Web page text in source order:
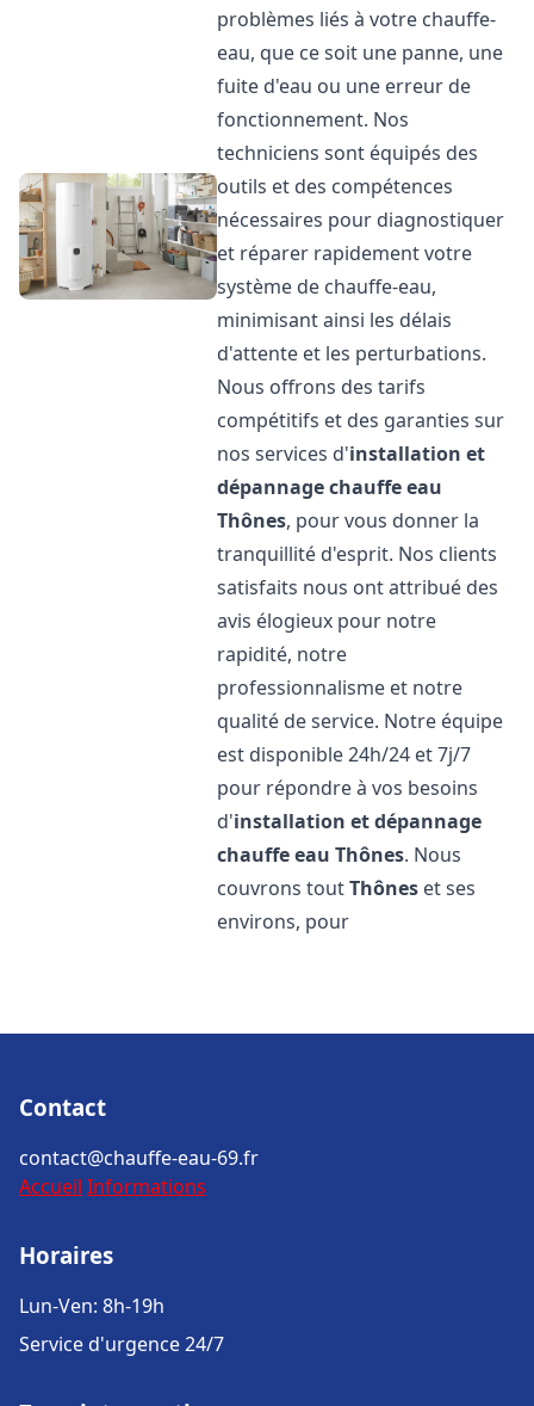
problèmes liés à votre chauffe-
eau, que ce soit une panne, une
fuite d'eau ou une erreur de
fonctionnement. Nos
techniciens sont équipés des
outils et des compétences
nécessaires pour diagnostiquer
et réparer rapidement votre
système de chauffe-eau,
minimisant ainsi les délais
d'attente et les perturbations.
Nous offrons des tarifs
compétitifs et des garanties sur
nos services d'installation et
dépannage chauffe eau
Thônes, pour vous donner la
tranquillité d'esprit. Nos clients
satisfaits nous ont attribué des
avis élogieux pour notre
rapidité, notre
professionnalisme et notre
qualité de service. Notre équipe
est disponible 24h/24 et 7j/7
pour répondre à vos besoins
d'installation et dépannage
chauffe eau Thônes. Nous
couvrons toutThônes et ses
environs, pour
Contact
contact@chauffe-eau-69.fr
Accueil Informations
Horaires
Lun-Ven: 8h-19h
Service d'urgence 24/7